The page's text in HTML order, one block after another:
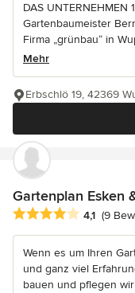
DAS
Gartenbaumeister
Firma „grünbau“ in
Mehr
Erbschlö 19, 42369
Gartenplan Esken
Durchschnittliche
4,1 (9
Wenn es um Ihren
und ganz viel
bauen und pflegen wir